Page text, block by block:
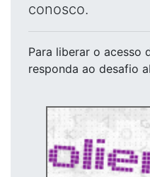
conosco.
Para liberar o acesso
responda ao desafio